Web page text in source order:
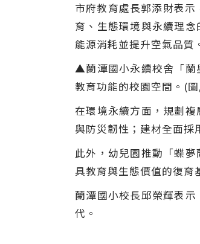
市府教育處長郭添財表
育、生態環境與永續理
能源消耗並提升空氣品質
▲蘭潭國小永續校舍「蘭
教育功能的校園空間。(
在環境永續方面，規劃
與防災韌性；建材全面採
此外，幼兒園推動「蝶
具教育與生態價值的復育
蘭潭國小校長邱榮輝表
代。